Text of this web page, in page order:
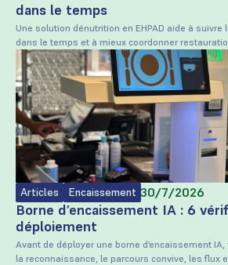
dans le temps
Une solution dénutrition en EHPAD aide à
dans le temps et à mieux coordonner
Articles Encaissement
Rédigé parTrayvisorle 30/7/2026
Borne d’encaissement IA : 6
déploiement
Avant de déployer une borne d’encaissement
la reconnaissance, le parcours convive, les flux